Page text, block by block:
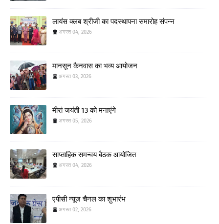
लायंस क्लब श्रीजी का पदस्थापना समारोह संपन्न
अगस्त 04, 2026
मानसून कैनवास का भव्य आयोजन
अगस्त 03, 2026
मीरां जयंती 13 को मनाएंगे
अगस्त 05, 2026
साप्ताहिक समन्वय बैठक आयोजित
अगस्त 04, 2026
एपीसी न्यूज चैनल का शुभारंभ
अगस्त 02, 2026